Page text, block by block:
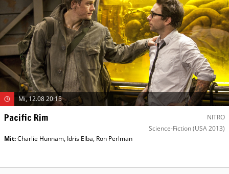
Mi, 12.08 20:15
Pacific Rim
NITRO
Science-Fiction(USA 2013)
Mit:Charlie Hunnam, Idris Elba, Ron Perlman